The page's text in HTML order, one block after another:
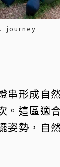
串形成自
。這區適
姿勢，自